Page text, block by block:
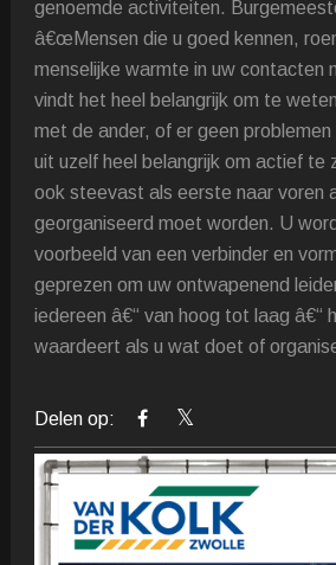
genoemde activiteiten.
â€œMensen die u goed kennen,
menselijke warmte in uw contacten
vindt het heel belangrijk om te
met de ander, of er geen
uit uzelf heel belangrijk om actief te
ook steevast als eerste naar voren
georganiseerd moet worden. U
voorbeeld van een verbinder en
geprezen om uw ontwapenend
iedereen â€“ van hoog tot laag â€“
waardeert als u wat doet of
Delen op: